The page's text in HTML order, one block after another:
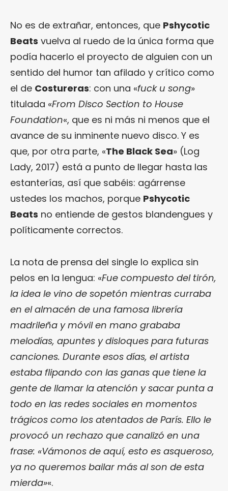
No es de extrañar, entonces, que Pshycotic
Beats vuelva al ruedo de la única forma que
podía hacerlo el proyecto de alguien con un
sentido del humor tan afilado y crítico como
el de Costureras: con una «fuck u song»
titulada «From Disco Section to House
Foundation«, que es ni más ni menos que el
avance de su inminente nuevo disco. Y es
que, por otra parte, «The Black Sea» (Log
Lady, 2017) está a punto de llegar hasta las
estanterías, así que sabéis: agárrense
ustedes los machos, porque Pshycotic
Beats no entiende de gestos blandengues y
políticamente correctos.
La nota de prensa del single lo explica sin
pelos en la lengua: «Fue compuesto del tirón,
la idea le vino de sopetón mientras curraba
en el almacén de una famosa librería
madrileña y móvil en mano grababa
melodías, apuntes y disloques para futuras
canciones. Durante esos días, el artista
estaba flipando con las ganas que tiene la
gente de llamar la atención y sacar punta a
todo en las redes sociales en momentos
trágicos como los atentados de París. Ello le
provocó un rechazo que canalizó en una
frase: «Vámonos de aquí, esto es asqueroso,
ya no queremos bailar más al son de esta
mierda»«.